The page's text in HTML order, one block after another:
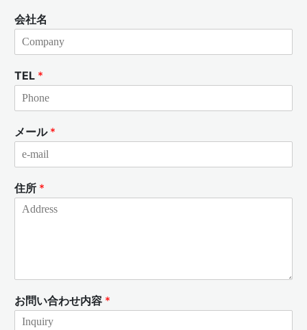
会社名
TEL *
メール *
住所 *
お問い合わせ内容 *